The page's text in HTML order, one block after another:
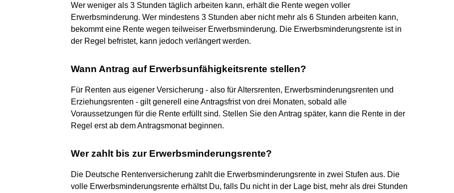
Wer weniger als 3 Stunden täglich arbeiten kann, erhält die Rente wegen voller
Erwerbsminderung. Wer mindestens 3 Stunden aber nicht mehr als 6 Stunden arbeiten kann,
bekommt eine Rente wegen teilweiser Erwerbsminderung. Die Erwerbsminderungsrente ist in
der Regel befristet, kann jedoch verlängert werden.
Wann Antrag auf Erwerbsunfähigkeitsrente stellen?
Für Renten aus eigener Versicherung - also für Altersrenten, Erwerbsminderungsrenten und
Erziehungsrenten - gilt generell eine Antragsfrist von drei Monaten, sobald alle
Voraussetzungen für die Rente erfüllt sind. Stellen Sie den Antrag später, kann die Rente in der
Regel erst ab dem Antragsmonat beginnen.
Wer zahlt bis zur Erwerbsminderungsrente?
Die Deutsche Rentenversicherung zahlt die Erwerbsminderungsrente in zwei Stufen aus. Die
volle Erwerbsminderungsrente erhältst Du, falls Du nicht in der Lage bist, mehr als drei Stunden